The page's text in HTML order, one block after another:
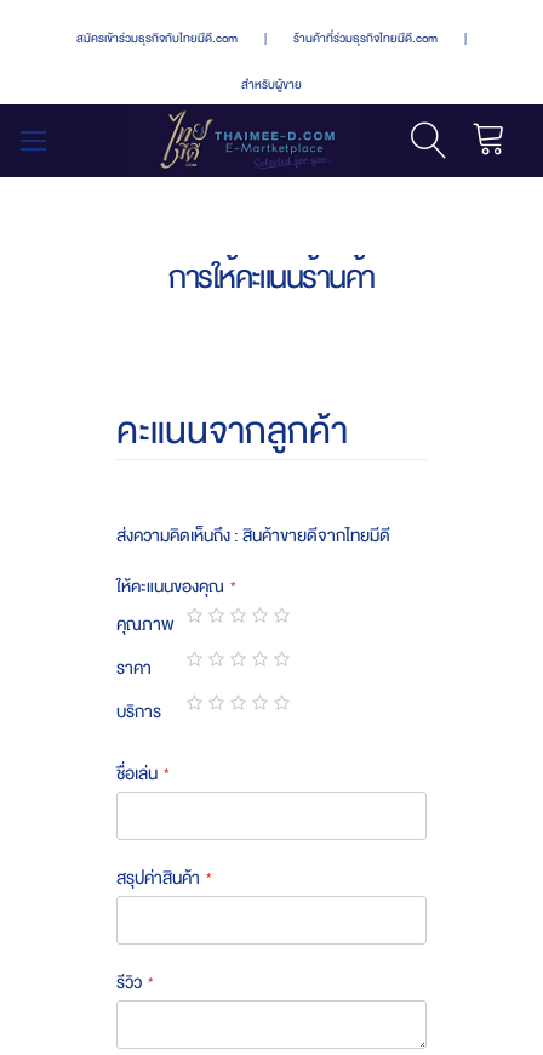
สมัครเข้าร่วมธุรกิจกับไทยมีดี.com | ร้านค้าที่ร่วมธุรกิจไทยมีดี.com |
สำหรับผู้ขาย
การให้คะแนนร้านค้า
คะแนนจากลูกค้า
ส่งความคิดเห็นถึง : สินค้าขายดีจากไทยมีดี
ให้คะแนนของคุณ
คุณภาพ
1
star
2
stars
3
stars
4
stars
5
stars
ราคา
1
star
2
stars
3
stars
4
stars
5
stars
บริการ
ชื่อเล่น
สรุปค่าสินค้า
รีวิว